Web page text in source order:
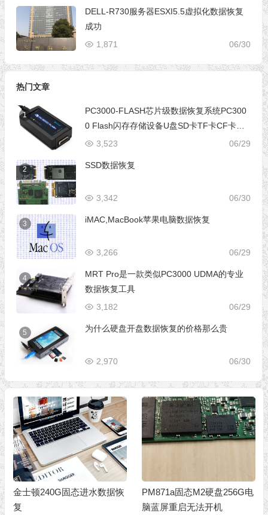
DELL-R730服务器ESXI5.5虚拟化数据恢复
成功
06/30
1,871
热门文章
1
PC3000-FLASH芯片级数据恢复系统PC300
0 Flash闪存存储设备U盘SD卡TF卡CF卡芯
片级数据恢复设备
06/29
3,523
2 SSD数据恢复
06/30
3,342
3 iMAC,MacBook苹果电脑数据恢复
06/29
3,266
4
MRT Pro是一款类似PC3000 UDMA的专业
数据恢复工具
06/29
3,182
5 为什么硬盘开盘数据恢复的价格那么贵
06/30
2,970
PM871a固态M2硬盘256G电
脑蓝屏重启无法开机
影驰铁甲战将系列120G固态
硬盘，PS3109主控芯片